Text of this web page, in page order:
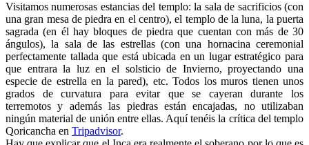
Visitamos numerosas estancias del templo: la sala de sacrificios (con
una gran mesa de piedra en el centro), el templo de la luna, la puerta
sagrada (en él hay bloques de piedra que cuentan con más de 30
ángulos), la sala de las estrellas (con una hornacina ceremonial
perfectamente tallada que está ubicada en un lugar estratégico para
que entrara la luz en el solsticio de Invierno, proyectando una
especie de estrella en la pared), etc. Todos los muros tienen unos
grados de curvatura para evitar que se cayeran durante los
terremotos y además las piedras están encajadas, no utilizaban
ningún material de unión entre ellas. Aquí tenéis la crítica del templo
Qoricancha en Tripadvisor.